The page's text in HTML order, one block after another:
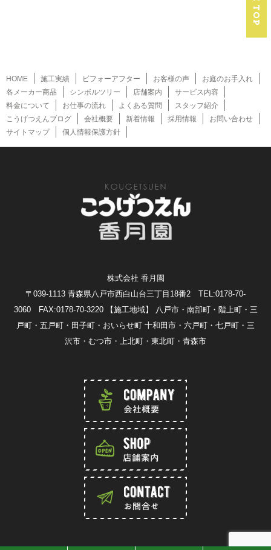
HOME 施工実績 ビフォーアフター お客様の声
お庭のお手入れ
各メーカー商品
シンボルツリー 店舗案内
サービス内容
料金について
お仕事の流れ よくある質問
スタッフ紹介
こうげつえんブログ
会社概要 新着情報 採用情報
お問い合わせ
サイトマップ
個人情報保護方針
株式会社 香月園
〒039-1113 青森県八戸市西白山台三丁目18番2 TEL:0178-70-
3060 FAX:0178-70-3220
【施工地域】 八戸市・南部町・階上町・三
戸町・五戸町・田子町・おいらせ町 十和田市・六戸町・七戸町・三
沢市・むつ市・上北町・東北町・青森市